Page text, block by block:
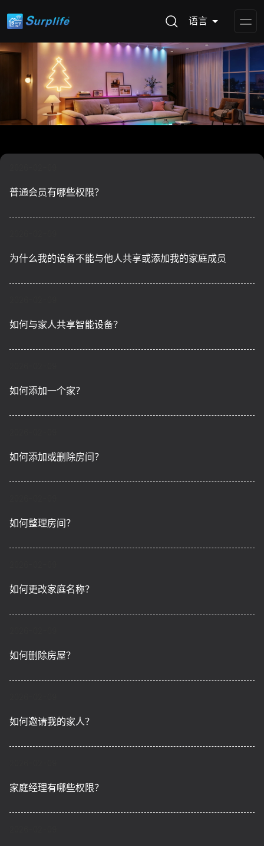
语言
普通会员有哪些权限？
为什么我的设备不能与他人共享或添加我的家庭成员
如何与家人共享智能设备？
如何添加一个家？
如何添加或删除房间？
如何整理房间？
如何更改家庭名称？
如何删除房屋？
如何邀请我的家人？
家庭经理有哪些权限？